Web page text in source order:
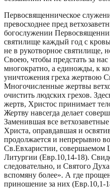
Первосвященническое
превосходнее пред
богослужении
святилище каждый год с
не в рукотворное святилище,
Своею, чтобы предстать за
многократно, а единожды, к
уничтожения греха жертвою
Многочисленные жертвы
очистить людских грехов.
жертв, Христос принимает
Жертву навсегда делает
Заменившая все
Христа, оправдавшая и
продолжается и непрерывно
Св.Евхаристии, совершаемом
Литургии (Евр.10,14-18).
следовательно, и Святого
вспомяну более». А где
приношение за них (Евр.10,1-